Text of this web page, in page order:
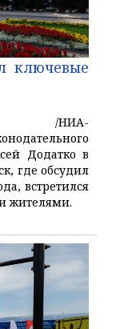
ключевые
/НИА-
Додатко в
где обсудил
встретился
жителями.